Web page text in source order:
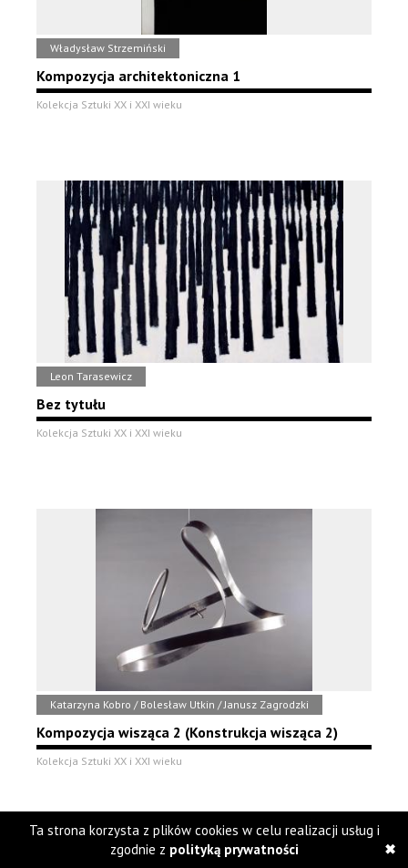
Władysław Strzemiński
Kompozycja architektoniczna 1
Kolekcja Sztuki XX i XXI wieku
Leon Tarasewicz
Bez tytułu
Kolekcja Sztuki XX i XXI wieku
Katarzyna Kobro / Bolesław Utkin / Janusz Zagrodzki
Kompozycja wisząca 2 (Konstrukcja wisząca 2)
Kolekcja Sztuki XX i XXI wieku
Ta strona korzysta z plików cookies w celu realizacji usług i
zgodnie z polityką prywatności